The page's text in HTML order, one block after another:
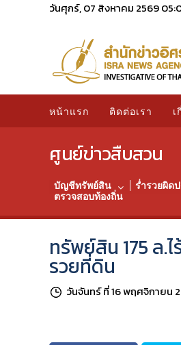
วันศุกร์, 07 สิงหาคม 2569
หน้าแรก ติดต่อเรา เ
ศูนย์ข่าวสืบสวน
บัญชีทรัพย์สิน ร่ำรวยผิด
ตรวจสอบท้องถิ่น
ทรัพย์สิน 175 ล.
รวยที่ดิน
วันจันทร์ ที่ 16 พฤศจิกายน